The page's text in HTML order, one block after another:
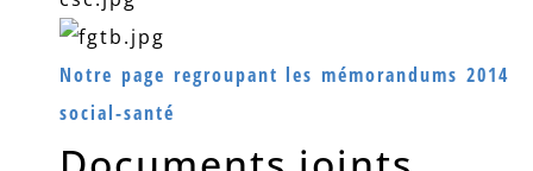
Notre page regroupant les mémorandums 2014
social-santé